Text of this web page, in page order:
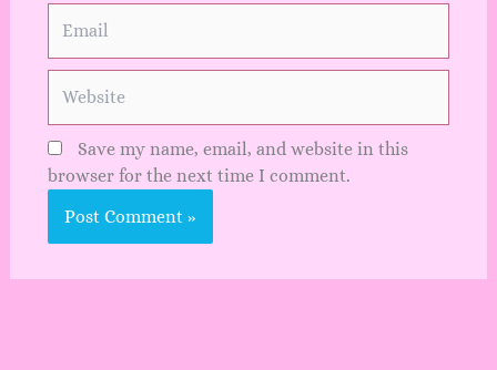
Save my name, email, and website in this
browser for the next time I comment.